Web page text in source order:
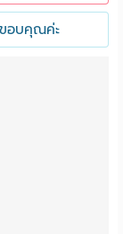
ขอบคุณค่ะ